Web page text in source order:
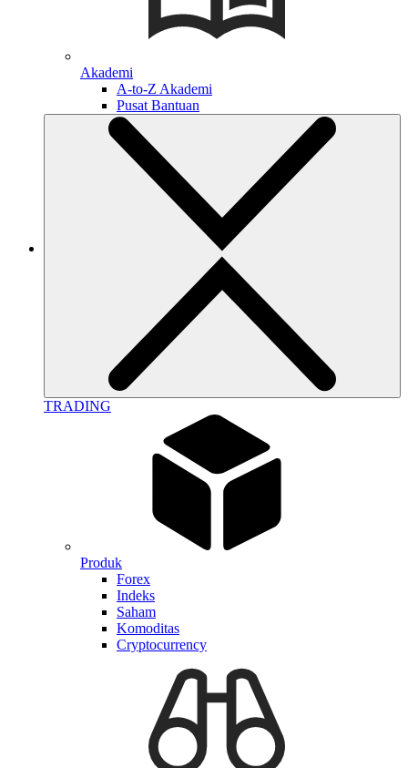
Akademi
A-to-Z Akademi
Pusat Bantuan
TRADING
Produk
Forex
Indeks
Saham
Komoditas
Cryptocurrency